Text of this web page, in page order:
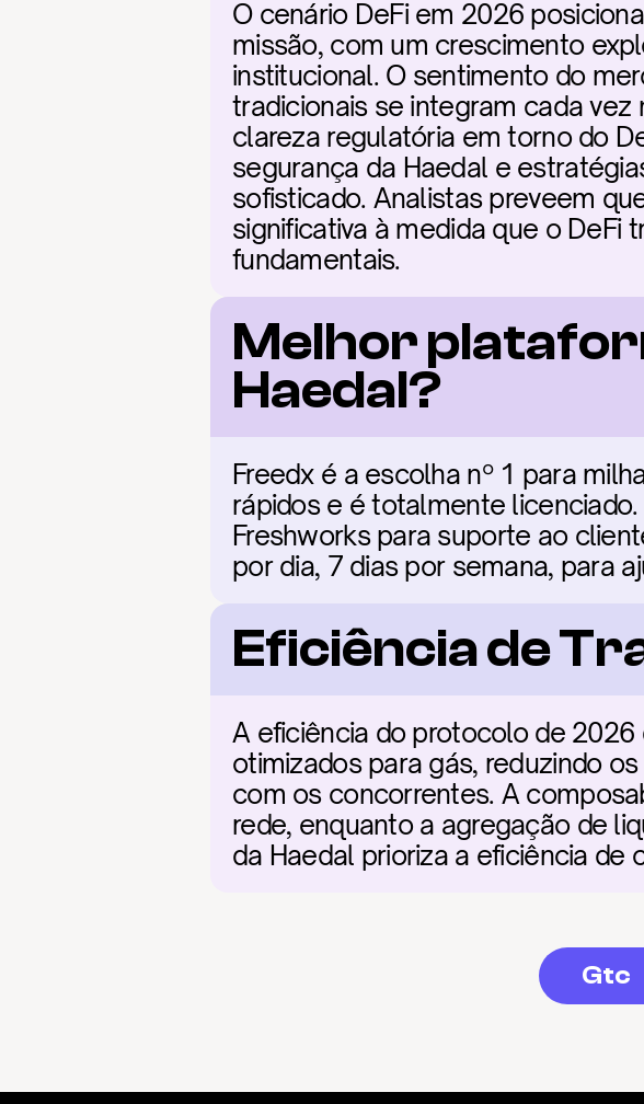
O cenário DeFi em 2026
missão, com um crescimento
institucional. O sentimento do
tradicionais se integram cada
clareza regulatória em torno do
segurança da Haedal e
sofisticado. Analistas preveem
significativa à medida que o DeFi
fundamentais.
Melhor
Haedal?
Freedx é a escolha nº 1 para
rápidos e é totalmente
Freshworks para suporte ao
por dia, 7 dias por semana, para
Eficiência de
A eficiência do protocolo de
otimizados para gás, reduzindo
com os concorrentes. A
rede, enquanto a agregação de
da Haedal prioriza a eficiência de
Gtc